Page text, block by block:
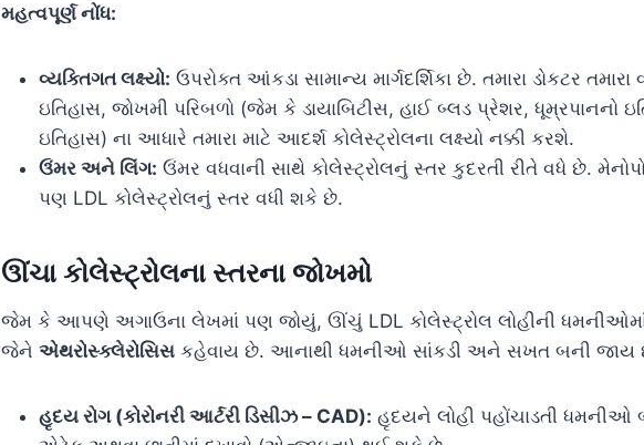
મહત્વપૂર્ણ નોંધ:
વ્યક્તિગત લક્ષ્યો: ઉપરોક્ત આંકડા સામાન્ય માર્ગદર્શિકા છે. તમારા ડોકટર
ઇતિહાસ, જોખમી પરિબળો (જેમ કે ડાયાબિટીસ, હાઈ બ્લડ પ્રેશર, ધૂમ્રપાનનો
ઇતિહાસ) ના આધારે તમારા માટે આદર્શ કોલેસ્ટ્રોલના લક્ષ્યો નક્કી કરશે.
ઉંમર અને લિંગ: ઉંમર વધવાની સાથે કોલેસ્ટ્રોલનું સ્તર કુદરતી રીતે વધે છે.
પણ LDL કોલેસ્ટ્રોલનું સ્તર વધી શકે છે.
ઊંચા કોલેસ્ટ્રોલના સ્તરના જોખમો
જેમ કે આપણે અગાઉના લેખમાં પણ જોયું, ઊંચું LDL કોલેસ્ટ્રોલ લોહીની
જેને એથરોસ્ક્લેરોસિસ કહેવાય છે. આનાથી ધમનીઓ સાંકડી અને સખત બની જાય
હૃદય રોગ (કોરોનરી આર્ટરી ડિસીઝ – CAD): હૃદયને લોહી પહોંચાડતી ધમનીઓ